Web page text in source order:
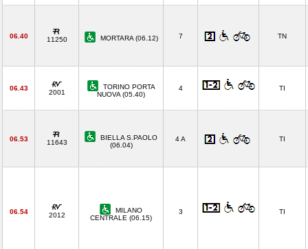
06.40 11250 MORTARA (06.12) 7 TN
06.43
2001
TORINO PORTA
NUOVA (05.40)
4 TI
06.53 11643
BIELLA S.PAOLO
(06.04)
4 A TI
06.54 2012
MILANO
CENTRALE (06.15)
3 TI